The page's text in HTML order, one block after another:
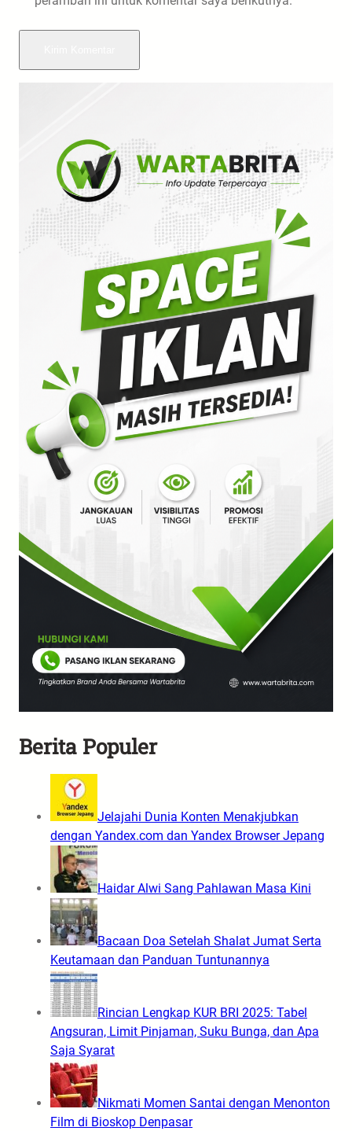
Berita Populer
Jelajahi Dunia Konten Menakjubkan
dengan Yandex.com dan Yandex Browser Jepang
Haidar Alwi Sang Pahlawan Masa Kini
Bacaan Doa Setelah Shalat Jumat Serta
Keutamaan dan Panduan Tuntunannya
Rincian Lengkap KUR BRI 2025: Tabel
Angsuran, Limit Pinjaman, Suku Bunga, dan Apa
Saja Syarat
Nikmati Momen Santai dengan Menonton
Film di Bioskop Denpasar